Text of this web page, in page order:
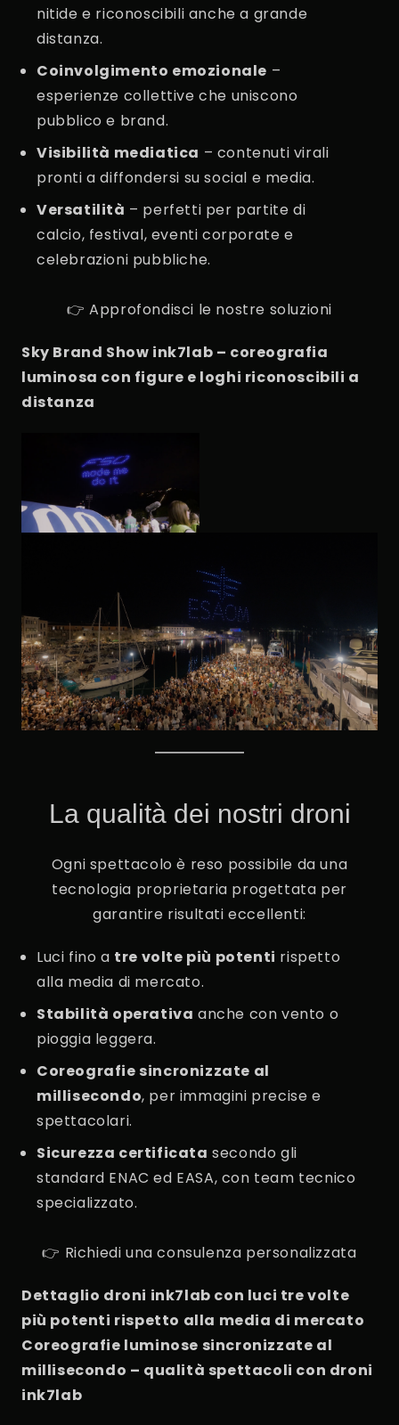
nitide e riconoscibili anche a grande
distanza.
Coinvolgimento emozionale –
esperienze collettive che uniscono
pubblico e brand.
Visibilità mediatica – contenuti virali
pronti a diffondersi su social e media.
Versatilità – perfetti per partite di
calcio, festival, eventi corporate e
celebrazioni pubbliche.
👉 Approfondisci le nostre soluzioni
Sky Brand Show ink7lab – coreografia
luminosa con figure e loghi riconoscibili a
distanza
La qualità dei nostri droni
Ogni spettacolo è reso possibile da una
tecnologia proprietaria progettata per
garantire risultati eccellenti:
Luci fino a tre volte più potenti rispetto
alla media di mercato.
Stabilità operativa anche con vento o
pioggia leggera.
Coreografie sincronizzate al
millisecondo, per immagini precise e
spettacolari.
Sicurezza certificata secondo gli
standard ENAC ed EASA, con team tecnico
specializzato.
👉 Richiedi una consulenza personalizzata
Dettaglio droni ink7lab con luci tre volte
più potenti rispetto alla media di mercato
Coreografie luminose sincronizzate al
millisecondo – qualità spettacoli con droni
ink7lab